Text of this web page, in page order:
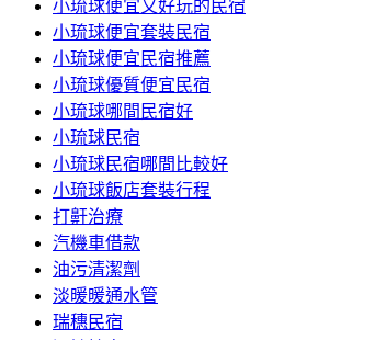
小琉球便宜又好玩的民宿
小琉球便宜套裝民宿
小琉球便宜民宿推薦
小琉球優質便宜民宿
小琉球哪間民宿好
小琉球民宿
小琉球民宿哪間比較好
小琉球飯店套裝行程
打鼾治療
汽機車借款
油污清潔劑
淡暖暖通水管
瑞穗民宿